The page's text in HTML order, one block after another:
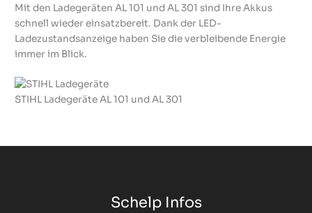
Mit den Ladegeräten AL 101 und AL 301 sind Ihre Akkus
schnell wieder einsatzbereit. Dank der LED-
Ladezustandsanzeige haben Sie die verbleibende Energie
immer im Blick.
STIHL Ladegeräte AL 101 und AL 301
Schelp Infos